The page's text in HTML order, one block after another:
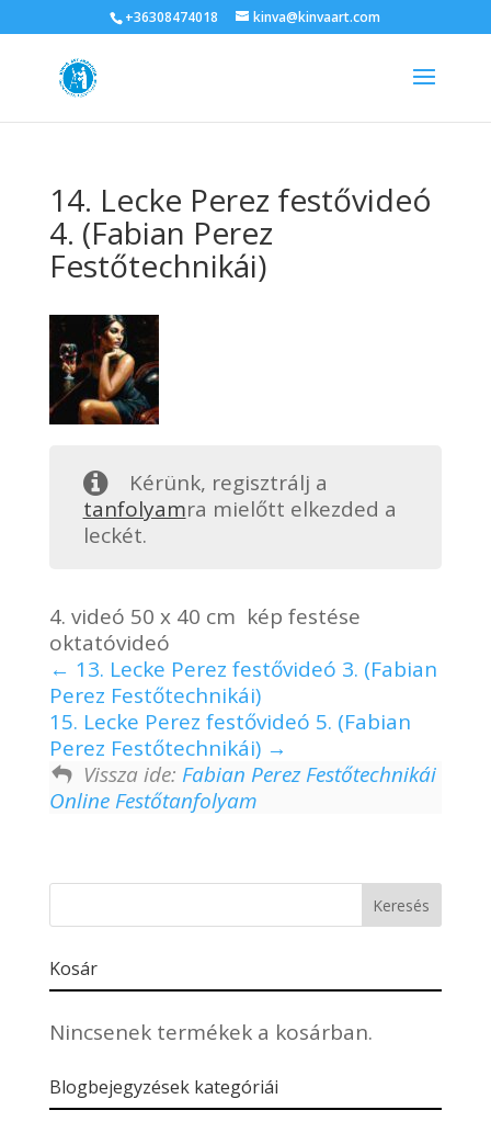
+36308474018 kinva@kinvaart.com
14. Lecke Perez festővideó
4. (Fabian Perez
Festőtechnikái)
Kérünk, regisztrálj a
tanfolyamra mielőtt elkezded a
leckét.
4. videó 50 x 40 cm kép festése
oktatóvideó
13. Lecke Perez festővideó 3. (Fabian
Perez Festőtechnikái)
15. Lecke Perez festővideó 5. (Fabian
Perez Festőtechnikái)
Vissza ide: Fabian Perez Festőtechnikái
Online Festőtanfolyam
Kosár
Nincsenek termékek a kosárban.
Blogbejegyzések kategóriái